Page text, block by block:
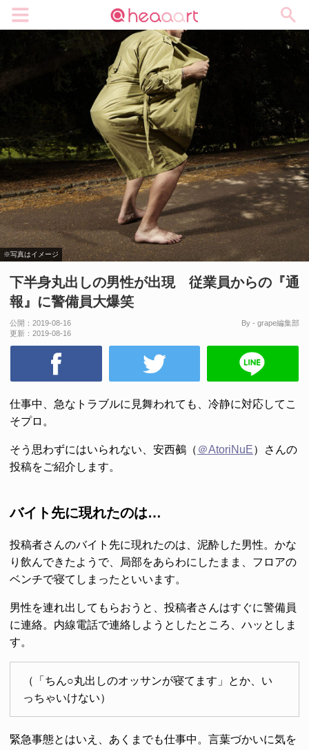
※写真はイメージ
下半身丸出しの男性が出現 従業員からの『通
報』に警備員大爆笑
公開： 2019-08-16
更新： 2019-08-16
By - grape編集部
仕事中、急なトラブルに見舞われても、冷静に対応してこ
そプロ。
そう思わずにはいられない、安西鵺（ ＠AtoriNuE）さんの
投稿をご紹介します。
バイト先に現れたのは…
投稿者さんのバイト先に現れたのは、泥酔した男性。かな
り飲んできたようで、局部をあらわにしたまま、フロアの
ベンチで寝てしまったといいます。
男性を連れ出してもらおうと、投稿者さんはすぐに警備員
に連絡。内線電話で連絡しようとしたところ、ハッとしま
す。
（「ちん○丸出しのオッサンが寝てます」とか、い
っちゃいけない）
緊急事態とはいえ、あくまでも仕事中。言葉づかいに気を